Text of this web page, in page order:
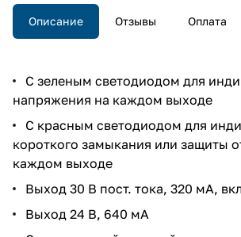
Описание Отзывы Оплата
С зеленым светодиодом для
напряжения на каждом выходе
С красным светодиодом для
короткого замыкания или защиты
каждом выходе
Выход 30 В пост. тока, 320 мА,
Выход 24 В, 640 мА